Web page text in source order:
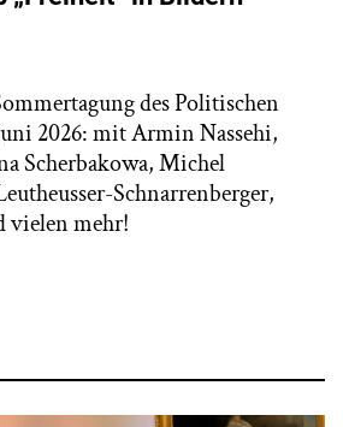
des Politischen
2026: mit Armin Nassehi,
Scherbakowa, Michel
Schnarrenberger,
vielen mehr!